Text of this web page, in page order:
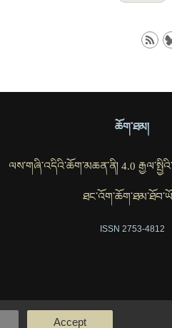
ཆོག་ཐམ།
ལས་གཞི་འདིའི་ཆོག་མཆན་ནི། 4.0
ISSN 2753-4812
Accept